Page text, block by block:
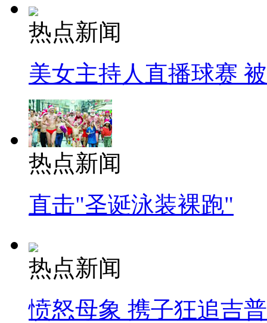
热点新闻
美女主持人直播球赛
热点新闻
直击"圣诞泳装裸跑"
热点新闻
愤怒母象 携子狂追吉